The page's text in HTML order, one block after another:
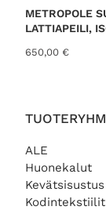
ALE
Huonekalut
Kevätsisustus
Kodintekstiilit
METROPOLE
LATTIAPEILI,
650,00 €